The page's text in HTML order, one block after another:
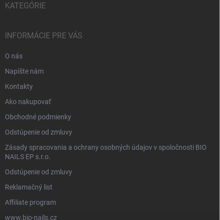
KATEGÓRIE
INFORMÁCIE PRE VÁS
O nás
Napíšte nám
Kontakty
Ako nakupovať
Obchodné podmienky
Odstúpenie od zmluvy
Zásady spracovania a ochrany osobných údajov v spoločnosti BIO
NAILS EP s.r.o.
Odstúpenie od zmluvy
Reklamačný list
Affiliate program
www.bio-nails.cz